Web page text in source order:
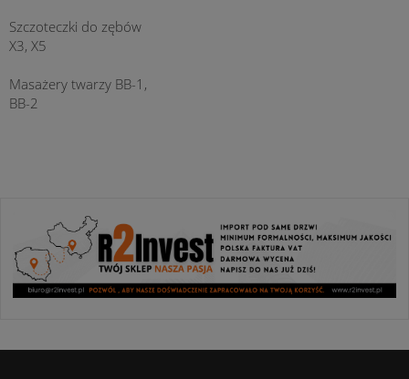
Szczoteczki do zębów
X3, X5
Masażery twarzy BB-1,
BB-2